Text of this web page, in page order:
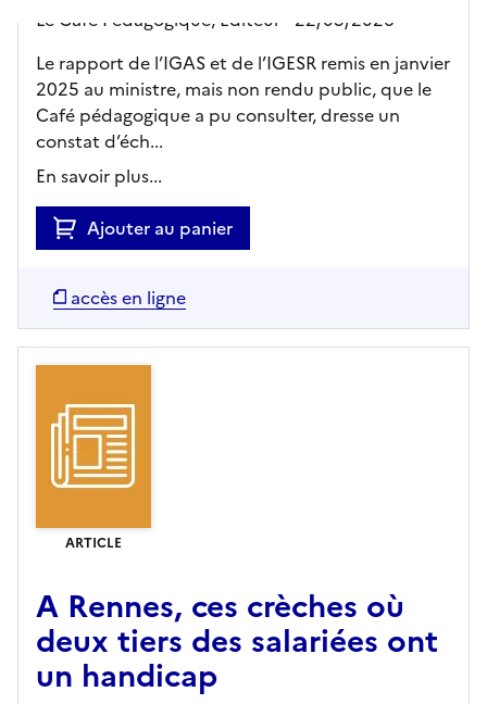
Le Café Pédagogique, Editeur
- 22/05/2026
Le rapport de l’IGAS et de l’IGESR remis en janvier
2025 au ministre, mais non rendu public, que le
Café pédagogique a pu consulter, dresse un
constat d’éch...
En savoir plus...
Ajouter au panier
accès en ligne
ARTICLE
A Rennes, ces crèches où
deux tiers des salariées ont
un handicap